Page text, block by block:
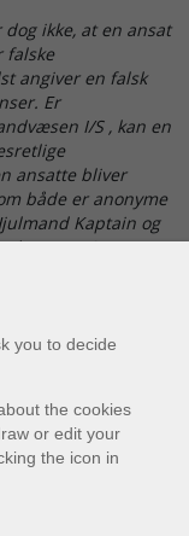
ikke, at en ansat
falske
angiver en falsk
Er
I/S , kan en
ansatte bliver
både er anonyme
Kaptain og
I/S .”
bestikkelse,
you to decide
the cookies
or edit your
the icon in